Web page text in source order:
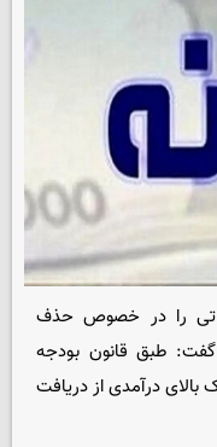
را در خصوص حذف
گفت: طبق قانون بودجه
بالای درآمدی از دریافت